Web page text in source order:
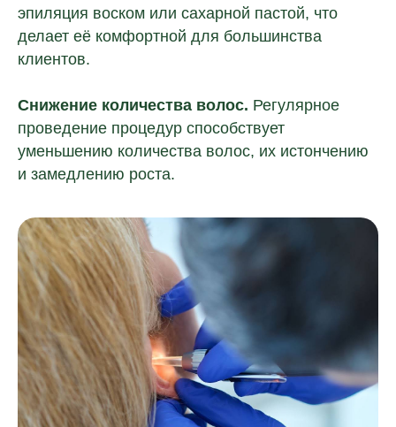
эпиляция воском или сахарной пастой, что
делает её комфортной для большинства
клиентов.
Снижение количества волос. Регулярное
проведение процедур способствует
уменьшению количества волос, их истончению
и замедлению роста.